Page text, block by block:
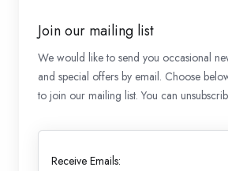
Join our mailing list
We would like to send you occasional
and special offers by email. Choose
to join our mailing list. You can
Receive Emails: